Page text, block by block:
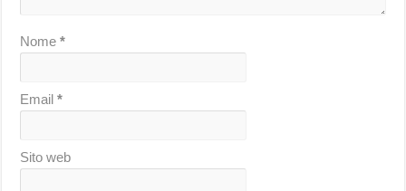
Nome*
Email*
Sito web